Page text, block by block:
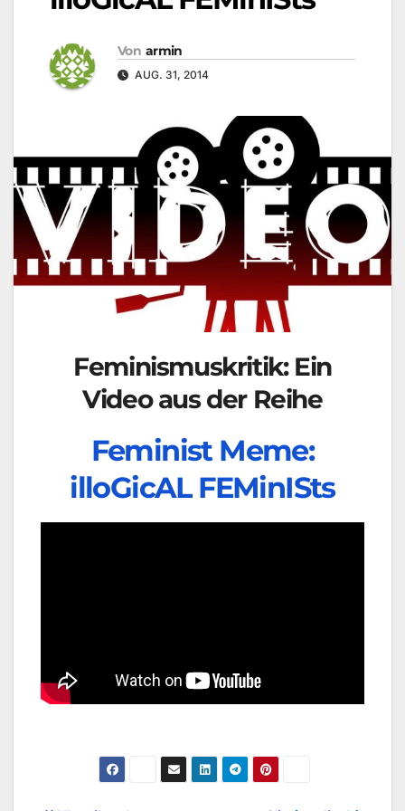
Von armin
AUG. 31, 2014
Feminismuskritik: Ein
Video aus der Reihe
Feminist Meme:
illoGicAL FEMinISts